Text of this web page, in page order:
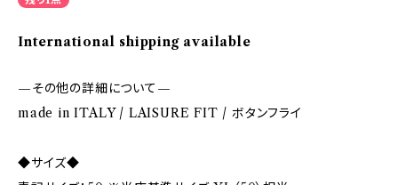
International shipping available
—その他の詳細について—
made in ITALY / LAISURE FIT / ボタンフライ
◆サイズ◆